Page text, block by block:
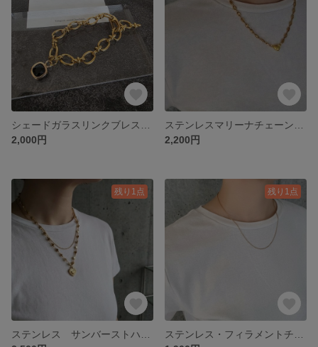
2,000円
2,200円
残り1点 残り1点